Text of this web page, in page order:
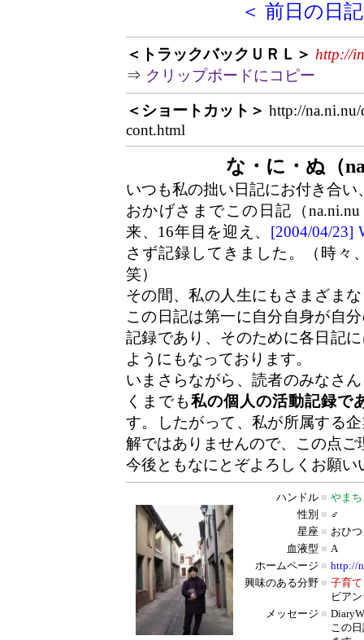
＜ 前日の日記
＜トラックバックＵＲＬ＞ http://
⇒ クリップボードにコピー
＜ショートカット＞ http://
cont.html
な・に・ぬ（
いつも私の拙い日記にお付き合
おかげさまでこの日記（
来、16年目を迎え、 [2004/04/23]
さず記録してきました。（時々
笑）
その間、私の人生にもさまざま
この日記は第一に自分自身が自
記録であり、そのために各日記
ようにもなっております。
いまさらながら、読者のみなさ
くまでも私の個人の活動記録で
す。したがって、私が所属する
解ではありませんので、この点
今後ともなにとぞよろしくお願い
ハンドル ■ やま
性別 ■ ♂
星座 ■ おひ
血液型 ■ A
ホームページ ■ http://
興味のある分野 ■ 子育て
ビア
メッセージ ■
この